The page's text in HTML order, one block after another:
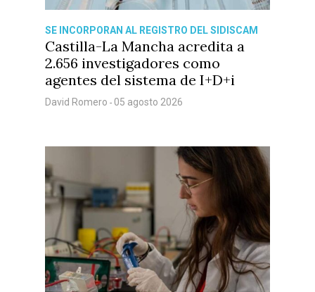
SE INCORPORAN AL REGISTRO DEL SIDISCAM
Castilla-La Mancha acredita a
2.656 investigadores como
agentes del sistema de I+D+i
David Romero - 05 agosto 2026